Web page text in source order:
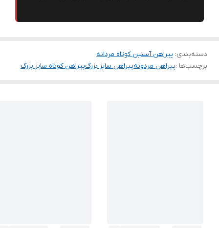
دسته‌بندی: پیراهن آستین کوتاه مردانه
برچسب‌ها :پیراهن مردونهپیراهن سایز بزرگپیراهن کوتاه سایز بزرگ